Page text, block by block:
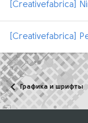
[Creativefabrica]
[Creativefabrica]
Графика и шрифты